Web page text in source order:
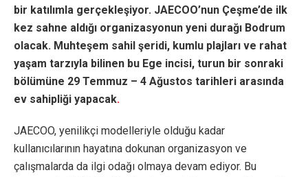
bir katılımla gerçekleşiyor. JAECOO’nun Çeşme’de ilk
kez sahne aldığı organizasyonun yeni durağı Bodrum
olacak. Muhteşem sahil şeridi, kumlu plajları ve rahat
yaşam tarzıyla bilinen bu Ege incisi, turun bir sonraki
bölümüne 29 Temmuz – 4 Ağustos tarihleri arasında
ev sahipliği yapacak.
JAECOO, yenilikçi modelleriyle olduğu kadar
kullanıcılarının hayatına dokunan organizasyon ve
çalışmalarda da ilgi odağı olmaya devam ediyor. Bu